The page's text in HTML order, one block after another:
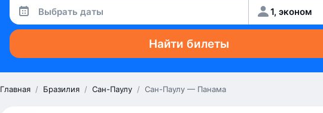
Выбрать даты 1, эконом
Найти билеты
Главная / Бразилия / Сан-Паулу / Сан-Паулу — Панама